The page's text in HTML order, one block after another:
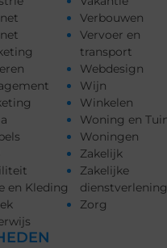
en Kleding
Verbouwen
Vervoer en
transport
Webdesign
Wijn
Winkelen
Woning en
Woningen
Zakelijk
Zakelijke
Zorg